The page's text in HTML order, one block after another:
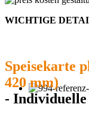
WICHTIGE
Speisekarte
420 mm)
- Individuelle